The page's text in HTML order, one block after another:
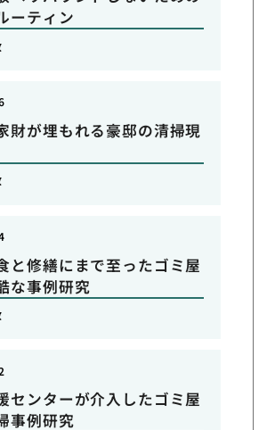
ーティン
財が埋もれる豪邸の清掃現
と修繕にまで至ったゴミ屋
な事例研究
センターが介入したゴミ屋
事例研究